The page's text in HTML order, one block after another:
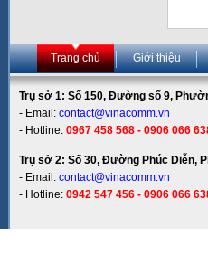
Trang chủ Giới thiệu
Trụ sở 1: Số 150, Đường số 9,
- Email: contact@vinacomm.vn
- Hotline: 0967 458 568 - 0906 066
Trụ sở 2: Số 30, Đường Phúc Diễn,
- Email: contact@vinacomm.vn
- Hotline: 0942 547 456 - 0906 066